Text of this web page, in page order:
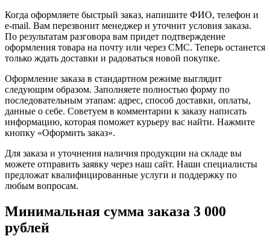
Когда оформляете быстрый заказ, напишите ФИО, телефон и
e-mail. Вам перезвонит менеджер и уточнит условия заказа.
По результатам разговора вам придет подтверждение
оформления товара на почту или через СМС. Теперь останется
только ждать доставки и радоваться новой покупке.
Оформление заказа в стандартном режиме выглядит
следующим образом. Заполняете полностью форму по
последовательным этапам: адрес, способ доставки, оплаты,
данные о себе. Советуем в комментарии к заказу написать
информацию, которая поможет курьеру вас найти. Нажмите
кнопку «Оформить заказ».
Для заказа и уточнения наличия продукции на складе вы
можете отправить заявку через наш сайт. Наши специалисты
предложат квалифицированные услуги и поддержку по
любым вопросам.
Минимальная сумма заказа 3 000
рублей